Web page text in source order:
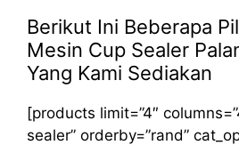
Berikut Ini Beberapa
Mesin Cup Sealer
Yang Kami Sediakan
[products limit=”4″
sealer” orderby=”rand”